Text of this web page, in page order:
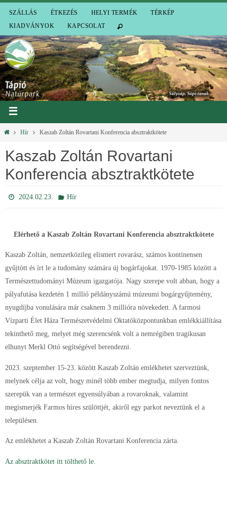
SZÁLLÁS ÉTKEZÉS HELYI TERMÉK
TÉRKÉP
KIADVÁNYOK
KAPCSOLAT
Hír Kaszab Zoltán Rovartani Konferencia absztraktkötete
Kaszab Zoltán Rovartani
Konferencia absztraktkötete
2024.02.23. Hír
Elérhető a Kaszab Zoltán Rovartani Konferencia absztraktkötete
Kaszab Zoltán, nemzetközileg elismert rovarász, számos kontinensen
gyűjtött és írt le a tudomány számára új bogárfajokat. 1970-1985 között a
Természettudományi Múzeum igazgatója. Nagy szerepe volt abban, hogy a
pályafutása kezdetén 1 millió példányszámú múzeumi bogárgyűjtemény,
nyugdíjba vonulására már csaknem 3 millióra növekedett. A farmosi
Vízparti Élet Háza Természetvédelmi Oktatóközpontunkban emlékkiállítása
tekinthető meg, melyet még szerencsénk volt a nemrégiben tragikusan
elhunyt Merkl Ottó segítségével berendezni.
2023. szeptember 15-23. között Kaszab Zoltán emlékhetet szerveztünk,
melynek célja az volt, hogy minél több ember megtudja, milyen fontos
szerepük van a természet egyensúlyában a rovaroknak, valamint
megismerjék Farmos híres szülöttjét, akiről egy parkot neveztünk el a
településen.
Az emlékhetet a Kaszab Zoltán Rovartani Konferencia zárta.
Az absztraktkötet itt tölthető le.